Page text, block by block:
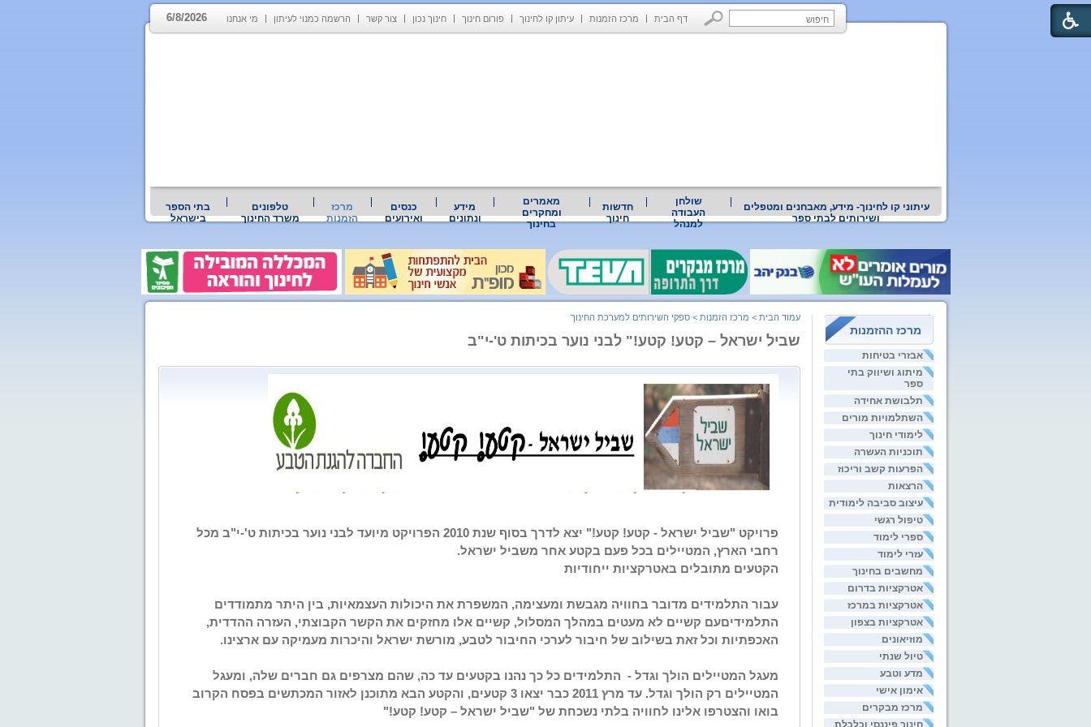
דף הבית מרכז הזמנות עיתון קו לחינוך פורום חינוך חינוך נכון צור קשר הרשמה כמנוי לעיתון מי אנחנו 6/8/2026
עיתוני קו לחינוך- מידע, מאבחנים ומטפלים
ושירותים לבתי ספר
שולחן
העבודה
למנהל
חדשות
חינוך
מאמרים
ומחקרים
בחינוך
מידע
ונתונים
כנסים
ואירועים
מרכז
הזמנות
טלפונים
משרד החינוך
בתי הספר
בישראל
מרכז ההזמנות
אבזרי בטיחות
מיתוג ושיווק בתי
ספר
תלבושת אחידה
השתלמויות מורים
לימודי חינוך
תוכניות העשרה
הפרעות קשב וריכוז
הרצאות
עיצוב סביבה לימודית
טיפול רגשי
ספרי לימוד
עזרי לימוד
מחשבים בחינוך
אטרקציות בדרום
אטרקציות במרכז
אטרקציות בצפון
מוזיאונים
טיול שנתי
מדע וטבע
אימון אישי
מרכז מבקרים
חינוך פיננסי וכלכלת
עמוד הבית > מרכז הזמנות > ספקי השירותים למערכת החינוך
שביל ישראל – קטע! קטע!" לבני נוער בכיתות ט'-י"ב
פרויקט "שביל ישראל - קטע! קטע!" יצא לדרך בסוף שנת 2010 הפרויקט מיועד לבני נוער בכיתות ט'-י"ב מכל
רחבי הארץ, המטיילים בכל פעם בקטע אחר משביל ישראל.
הקטעים מתובלים באטרקציות ייחודיות
עבור התלמידים מדובר בחוויה מגבשת ומעצימה, המשפרת את היכולות העצמאיות, בין היתר מתמודדים
התלמידיםעם קשיים לא מעטים במהלך המסלול, קשיים אלו מחזקים את הקשר הקבוצתי, העזרה ההדדית,
האכפתיות וכל זאת בשילוב של חיבור לערכי החיבור לטבע, מורשת ישראל והיכרות מעמיקה עם ארצינו.
מעגל המטיילים הולך וגדל - התלמידים כל כך נהנו בקטעים עד כה, שהם מצרפים גם חברים שלה, ומעגל
המטיילים רק הולך וגדל. עד מרץ 2011 כבר יצאו 3 קטעים, והקטע הבא מתוכנן לאזור המכתשים בפסח הקרוב
בואו והצטרפו אלינו לחוויה בלתי נשכחת של "שביל ישראל – קטע! קטע!"